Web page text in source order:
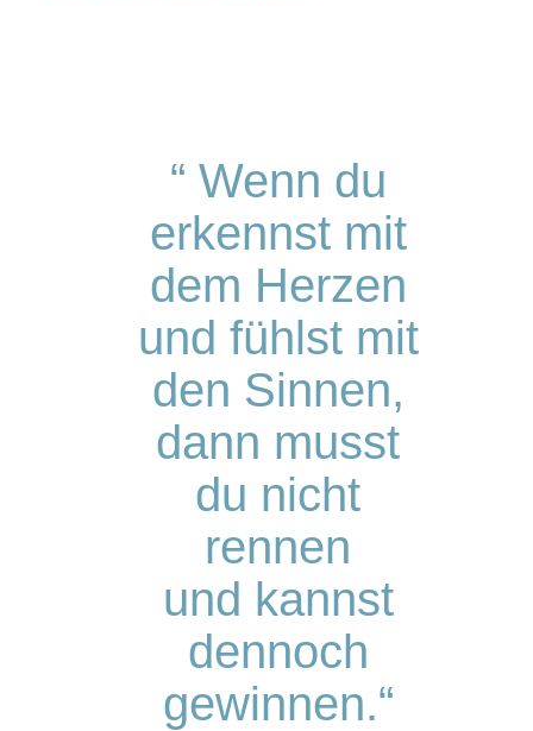
“ Wenn du
erkennst mit
dem Herzen
und fühlst mit
den Sinnen,
dann musst
du nicht
rennen
und kannst
dennoch
gewinnen.“